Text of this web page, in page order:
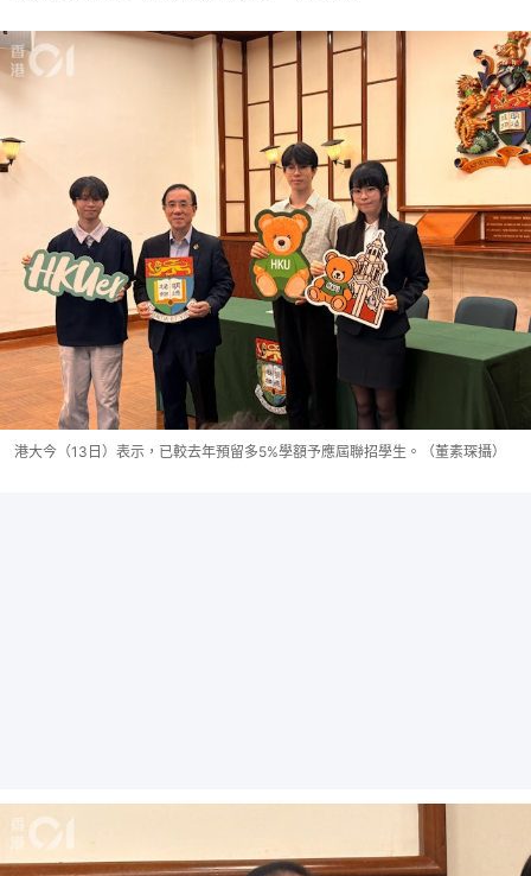
港大今（13日）表示，已較去年預留多5%學額予應屆聯招學生。（董素琛攝）